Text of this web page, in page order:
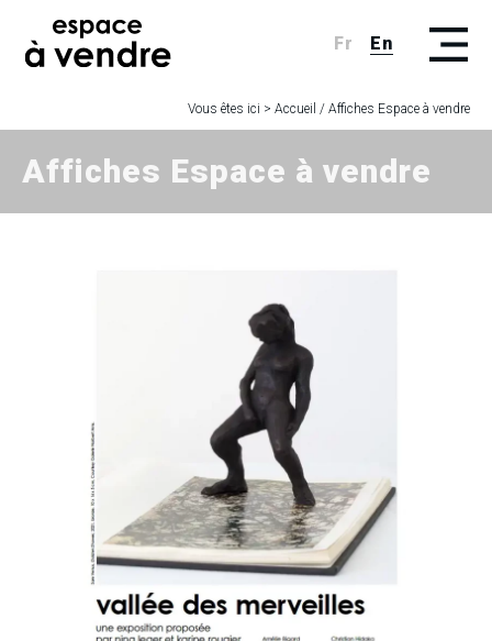
Fr En
Vous êtes ici > Accueil / Affiches Espace à vendre
Affiches Espace à vendre